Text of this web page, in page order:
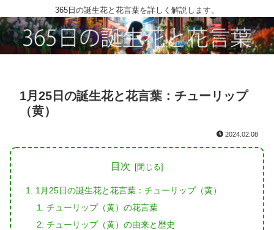
365日の誕生花と花言葉を詳しく解説します。
1月25日の誕生花と花言葉：チューリップ
（黄）
2024.02.08
目次
1月25日の誕生花と花言葉：チューリップ（黄）
チューリップ（黄）の花言葉
チューリップ（黄）の由来と歴史